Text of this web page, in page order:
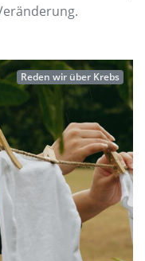
Reden wir über Krebs